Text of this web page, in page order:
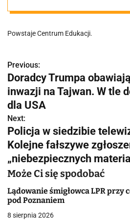
Powstaje Centrum Edukacji.
N
a
w
i
g
a
c
j
a
Previous:
Doradcy Trumpa
inwazji na Tajwan. W tle
dla USA
Next:
Policja w siedzibie
Kolejne fałszywe
„niebezpiecznych
Może Ci się spodobać
Lądowanie śmigłowca LPR
pod Poznaniem
8 sierpnia 2026